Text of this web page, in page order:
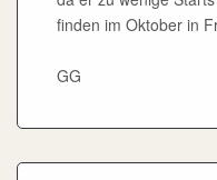
finden im Oktober in
GG